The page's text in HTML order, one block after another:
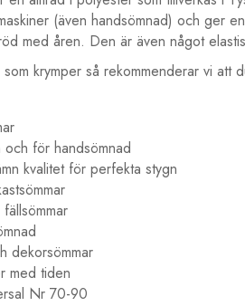
(även handsömnad) och ger
med åren. Den är även något
krymper så rekommenderar vi
och för handsömnad
kvalitet för perfekta stygn
dekorsömmar
med tiden
Nr 70-90